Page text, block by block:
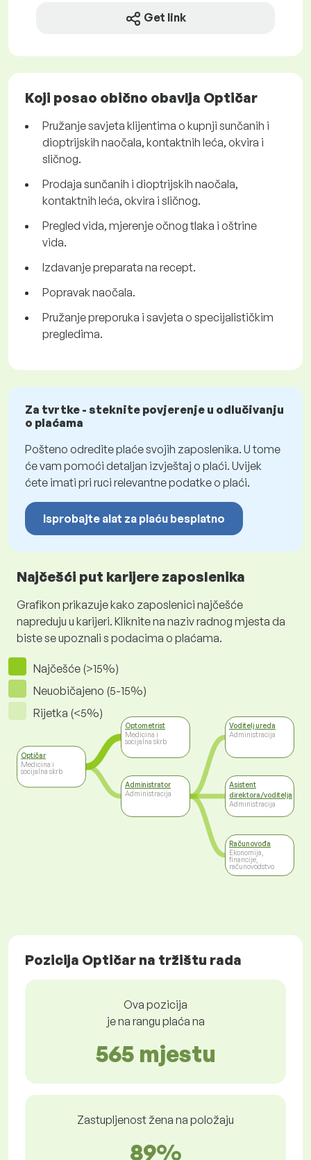
Get link
Koji posao obično obavlja Optičar
Pružanje savjeta klijentima o kupnji sunčanih i
dioptrijskih naočala, kontaktnih leća, okvira i
sličnog.
Prodaja sunčanih i dioptrijskih naočala,
kontaktnih leća, okvira i sličnog.
Pregled vida, mjerenje očnog tlaka i oštrine
vida.
Izdavanje preparata na recept.
Popravak naočala.
Pružanje preporuka i savjeta o specijalističkim
pregledima.
Za tvrtke - steknite povjerenje u odlučivanju
o plaćama
Pošteno odredite plaće svojih zaposlenika. U tome
će vam pomoći detaljan izvještaj o plaći. Uvijek
ćete imati pri ruci relevantne podatke o plaći.
Isprobajte alat za plaću besplatno
Najčešći put karijere zaposlenika
Grafikon prikazuje kako zaposlenici najčešće
napreduju u karijeri. Kliknite na naziv radnog mjesta da
biste se upoznali s podacima o plaćama.
Najčešće (>15%)
Neuobičajeno (5-15%)
Rijetka (<5%)
Optičar
Medicina i
socijalna skrb
Optometrist
Medicina i
socijalna skrb
Administrator
Administracija
Voditelj ureda
Administracija
Asistent
direktora/voditelja
Administracija
Računovođa
Ekonomija,
financije,
računovodstvo
Pozicija Optičar na tržištu rada
Ova pozicija
je na rangu plaća na
565 mjestu
Zastupljenost žena na položaju
89%